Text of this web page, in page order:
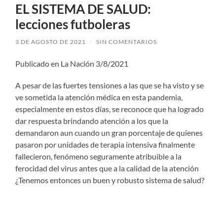
EL SISTEMA DE SALUD:
lecciones futboleras
3 DE AGOSTO DE 2021 / SIN COMENTARIOS
Publicado en La Nación 3/8/2021
A pesar de las fuertes tensiones a las que se ha visto y se
ve sometida la atención médica en esta pandemia,
especialmente en estos días, se reconoce que ha logrado
dar respuesta brindando atención a los que la
demandaron aun cuando un gran porcentaje de quienes
pasaron por unidades de terapia intensiva finalmente
fallecieron, fenómeno seguramente atribuible a la
ferocidad del virus antes que a la calidad de la atención
¿Tenemos entonces un buen y robusto sistema de salud?